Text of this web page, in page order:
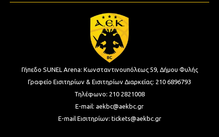
Γήπεδο SUNEL Arena: Κωνσταντινουπόλεως 59, Δήμου Φυλής
Γραφείο Εισιτηρίων & Εισιτηρίων Διαρκείας: 210 6896793
Τηλέφωνο: 210 2821008
E-mail: aekbc@aekbc.gr
E-mail Εισιτηρίων: tickets@aekbc.gr